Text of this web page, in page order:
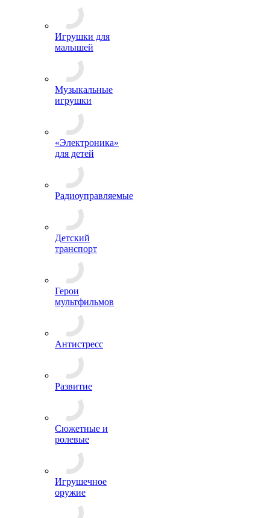
Игрушки для
малышей
Музыкальные
игрушки
«Электроника»
для детей
Радиоуправляемые
Детский
транспорт
Герои
мультфильмов
Антистресс
Развитие
Сюжетные и
ролевые
Игрушечное
оружие